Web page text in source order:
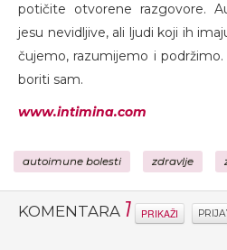
potičite otvorene razgovore.
jesu nevidljive, ali ljudi koji ih
čujemo, razumijemo i
boriti sam.
www.intimina.com
autoimune bolesti zdravlje
KOMENTARA 1 PRIKAŽI